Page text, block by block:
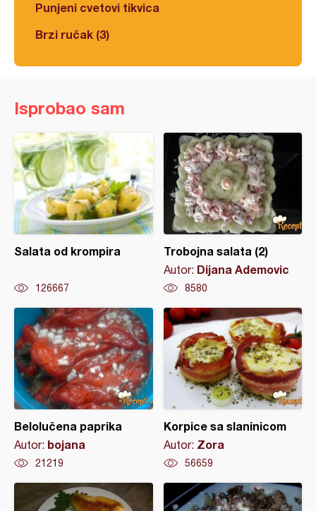
Punjeni cvetovi tikvica
Brzi ručak (3)
Isprobao sam
Salata od krompira
126667
Trobojna salata (2)
Autor: Dijana Ademovic
8580
Belolučena paprika
Autor: bojana
21219
Korpice sa slaninicom
Autor: Zora
56659